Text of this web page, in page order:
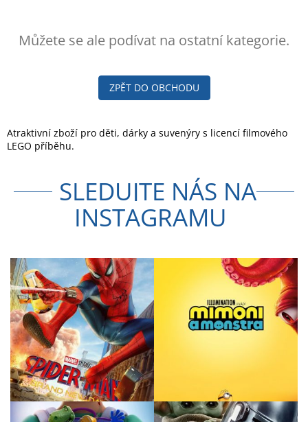
Můžete se ale podívat na ostatní kategorie.
ZPĚT DO OBCHODU
Atraktivní zboží pro děti, dárky a suvenýry s licencí filmového
LEGO příběhu.
SLEDUJTE NÁS NA
INSTAGRAMU